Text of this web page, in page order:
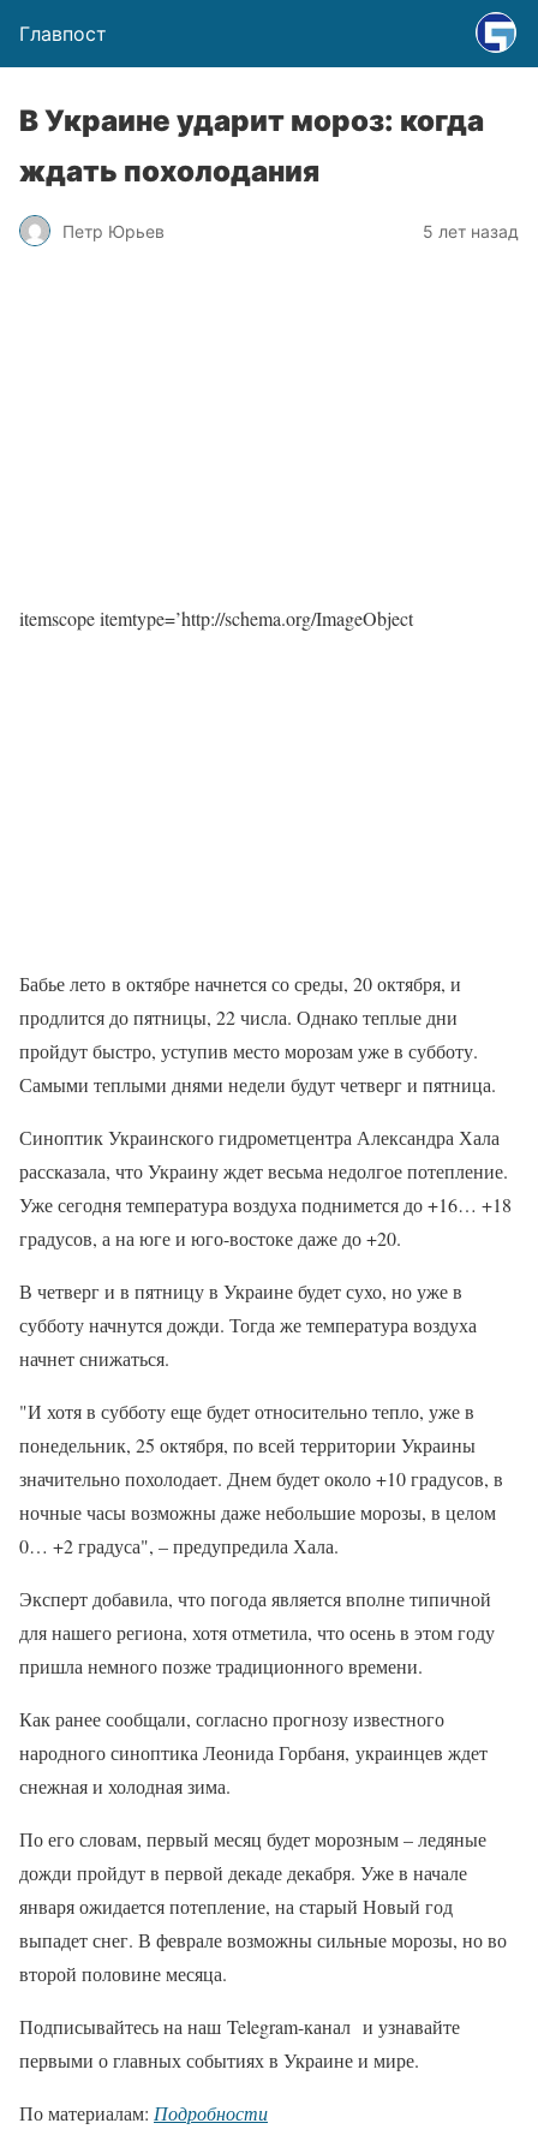
Главпост
В Украине ударит мороз: когда
ждать похолодания
Петр Юрьев 5 лет назад
itemscope itemtype=’http://schema.org/ImageObject
Бабье лето в октябре начнется со среды, 20 октября, и
продлится до пятницы, 22 числа. Однако теплые дни
пройдут быстро, уступив место морозам уже в субботу.
Самыми теплыми днями недели будут четверг и пятница.
Синоптик Украинского гидрометцентра Александра Хала
рассказала, что Украину ждет весьма недолгое потепление.
Уже сегодня температура воздуха поднимется до +16… +18
градусов, а на юге и юго-востоке даже до +20.
В четверг и в пятницу в Украине будет сухо, но уже в
субботу начнутся дожди. Тогда же температура воздуха
начнет снижаться.
"И хотя в субботу еще будет относительно тепло, уже в
понедельник, 25 октября, по всей территории Украины
значительно похолодает. Днем будет около +10 градусов, в
ночные часы возможны даже небольшие морозы, в целом
0… +2 градуса", – предупредила Хала.
Эксперт добавила, что погода является вполне типичной
для нашего региона, хотя отметила, что осень в этом году
пришла немного позже традиционного времени.
Как ранее сообщали, согласно прогнозу известного
народного синоптика Леонида Горбаня, украинцев ждет
снежная и холодная зима.
По его словам, первый месяц будет морозным – ледяные
дожди пройдут в первой декаде декабря. Уже в начале
января ожидается потепление, на старый Новый год
выпадет снег. В феврале возможны сильные морозы, но во
второй половине месяца.
Подписывайтесь на наш Telegram-канал и узнавайте
первыми о главных событиях в Украине и мире.
По материалам: Подробности